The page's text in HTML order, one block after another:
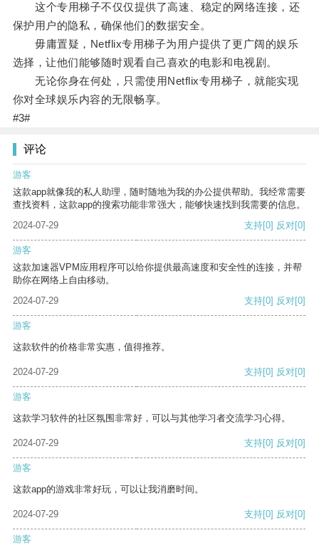
这个专用梯子不仅仅提供了高速、稳定的网络连接，还
保护用户的隐私，确保他们的数据安全。
毋庸置疑，Netflix专用梯子为用户提供了更广阔的娱乐
选择，让他们能够随时观看自己喜欢的电影和电视剧。
无论你身在何处，只需使用Netflix专用梯子，就能实现
你对全球娱乐内容的无限畅享。
#3#
评论
游客
这款app就像我的私人助理，随时随地为我的办公提供帮助。我经常需要
查找资料，这款app的搜索功能非常强大，能够快速找到我需要的信息。
2024-07-29
支持[0] 反对[0]
游客
这款加速器VPM应用程序可以给你提供最高速度和安全性的连接，并帮
助你在网络上自由移动。
2024-07-29
支持[0] 反对[0]
游客
这款软件的价格非常实惠，值得推荐。
2024-07-29 支持[0] 反对[0]
游客
这款学习软件的社区氛围非常好，可以与其他学习者交流学习心得。
2024-07-29 支持[0] 反对[0]
游客
这款app的游戏非常好玩，可以让我消磨时间。
2024-07-29 支持[0] 反对[0]
游客